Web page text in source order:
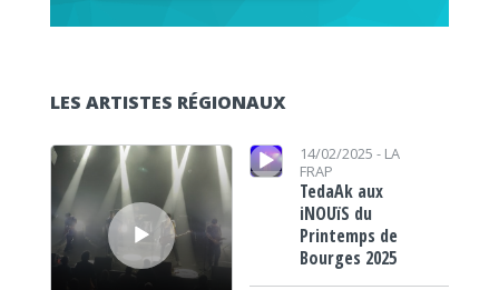
LES ARTISTES RÉGIONAUX
Lecteur audio
Lecteur audio 14/02/2025 - LA
FRAP
TedaAk aux
iNOUïS du
Printemps de
Bourges 2025